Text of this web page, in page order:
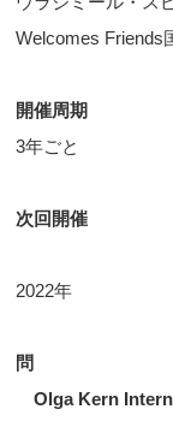
Welcomes Friends
開催周期
3年ごと
次回開催
2022年
問
Olga Kern